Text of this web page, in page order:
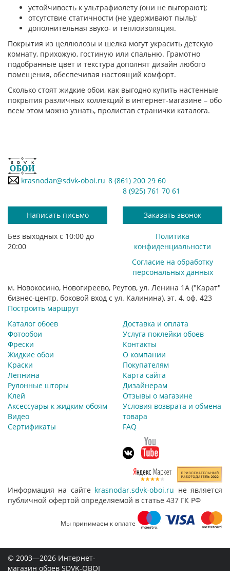
устойчивость к ультрафиолету (они не выгорают);
отсутствие статичности (не удерживают пыль);
дополнительная звуко- и теплоизоляция.
Покрытия из целлюлозы и шелка могут украсить детскую
комнату, прихожую, гостиную или спальню. Грамотно
подобранные цвет и текстура дополнят дизайн любого
помещения, обеспечивая настоящий комфорт.
Сколько стоят жидкие обои, как выгодно купить настенные
покрытия различных коллекций в интернет-магазине – обо
всем этом можно узнать, пролистав странички каталога.
krasnodar@sdvk-oboi.ru 8 (861) 200 29 60
8 (925) 761 70 61
Написать письмо Заказать звонок
Без выходных с 10:00 до
20:00
Политика
конфиденциальности
Согласие на обработку
персональных данных
м. Новокосино, Новогиреево, Реутов, ул. Ленина 1А ("Карат"
бизнес-центр, боковой вход с ул. Калинина), эт. 4, оф. 423
Построить маршрут
Каталог обоев
Фотообои
Фрески
Жидкие обои
Краски
Лепнина
Рулонные шторы
Клей
Аксессуары к жидким обоям
Видео
Сертификаты
Доставка и оплата
Услуга поклейки обоев
Контакты
О компании
Покупателям
Карта сайта
Дизайнерам
Отзывы о магазине
Условия возврата и обмена
товара
FAQ
Информация на сайте krasnodar.sdvk-oboi.ru не является
публичной офертой определяемой в статье 437 ГК РФ
Мы принимаем к оплате
© 2003—2026 Интернет-
магазин обоев SDVK-OBOI